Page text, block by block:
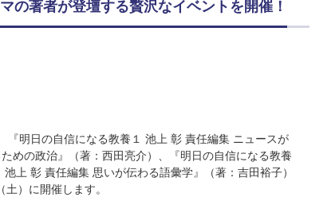
の著者が登壇する贅沢なイベントを開催！
明日の自信になる教養１ 池上 彰 責任編集 ニュースが
めの政治』（著：西田亮介）、『明日の自信になる教養
上 彰 責任編集 思いが伝わる語彙学』（著：吉田裕子）
）に開催します。